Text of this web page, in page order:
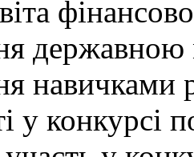
навичками
у конкурсі